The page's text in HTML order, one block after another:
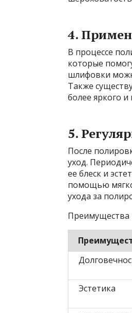
4.
В процессе
которые
шлифовки
Также
более яркого и
5.
После
уход.
ее блеск и
помощью
ухода за
Преимущества
Эстетика